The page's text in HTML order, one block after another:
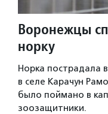
Воронежцы
норку
Норка пострадала
в селе Карачун
было поймано в
зоозащитники.